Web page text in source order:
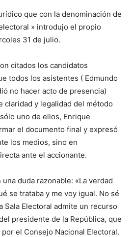
que con la denominación de
» introdujo el propio
31 de julio.
citados los candidatos
todos los asistentes ( Edmundo
no hacer acto de presencia)
claridad y legalidad del método
uno de ellos, Enrique
el documento final y expresó
los medios, sino en
ante el accionante.
duda razonable: «La verdad
se trataba y me voy igual. No sé
Sala Electoral admite un recurso
presidente de la República, que
el Consejo Nacional Electoral.